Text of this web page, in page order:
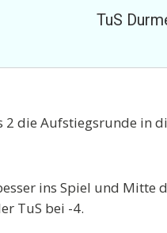
TuS
die Aufstiegsrunde in
ins Spiel und Mitte
TuS bei -4.